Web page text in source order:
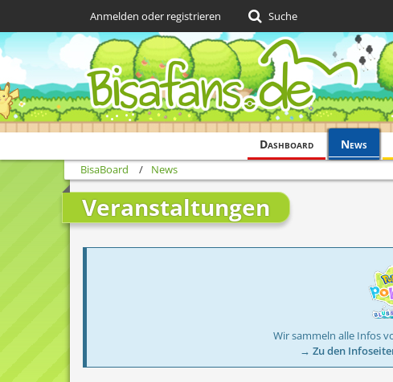
Dashboard News
Anmelden oder registrieren Suche
BisaBoard News
Veranstaltungen
Wir sammeln alle Infos
→ Zu den